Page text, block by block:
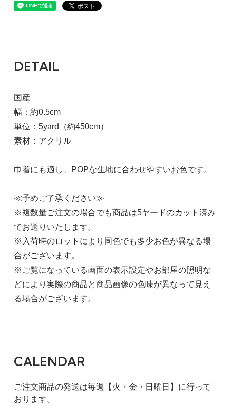
DETAIL
国産
幅：約0.5cm
単位：5yard（約450cm）
素材：アクリル
巾着にも適し、POPな生地に合わせやすいお色です。
≪予めご了承ください≫
※複数量ご注文の場合でも商品は5ヤードのカット済み
でお送りいたします。
※入荷時のロットにより同色でも多少お色が異なる場
合がございます。
※ご覧になっている画面の表示設定やお部屋の照明な
どにより実際の商品と商品画像の色味が異なって見え
る場合がございます。
CALENDAR
ご注文商品の発送は毎週【火・金・日曜日】に行って
おります。